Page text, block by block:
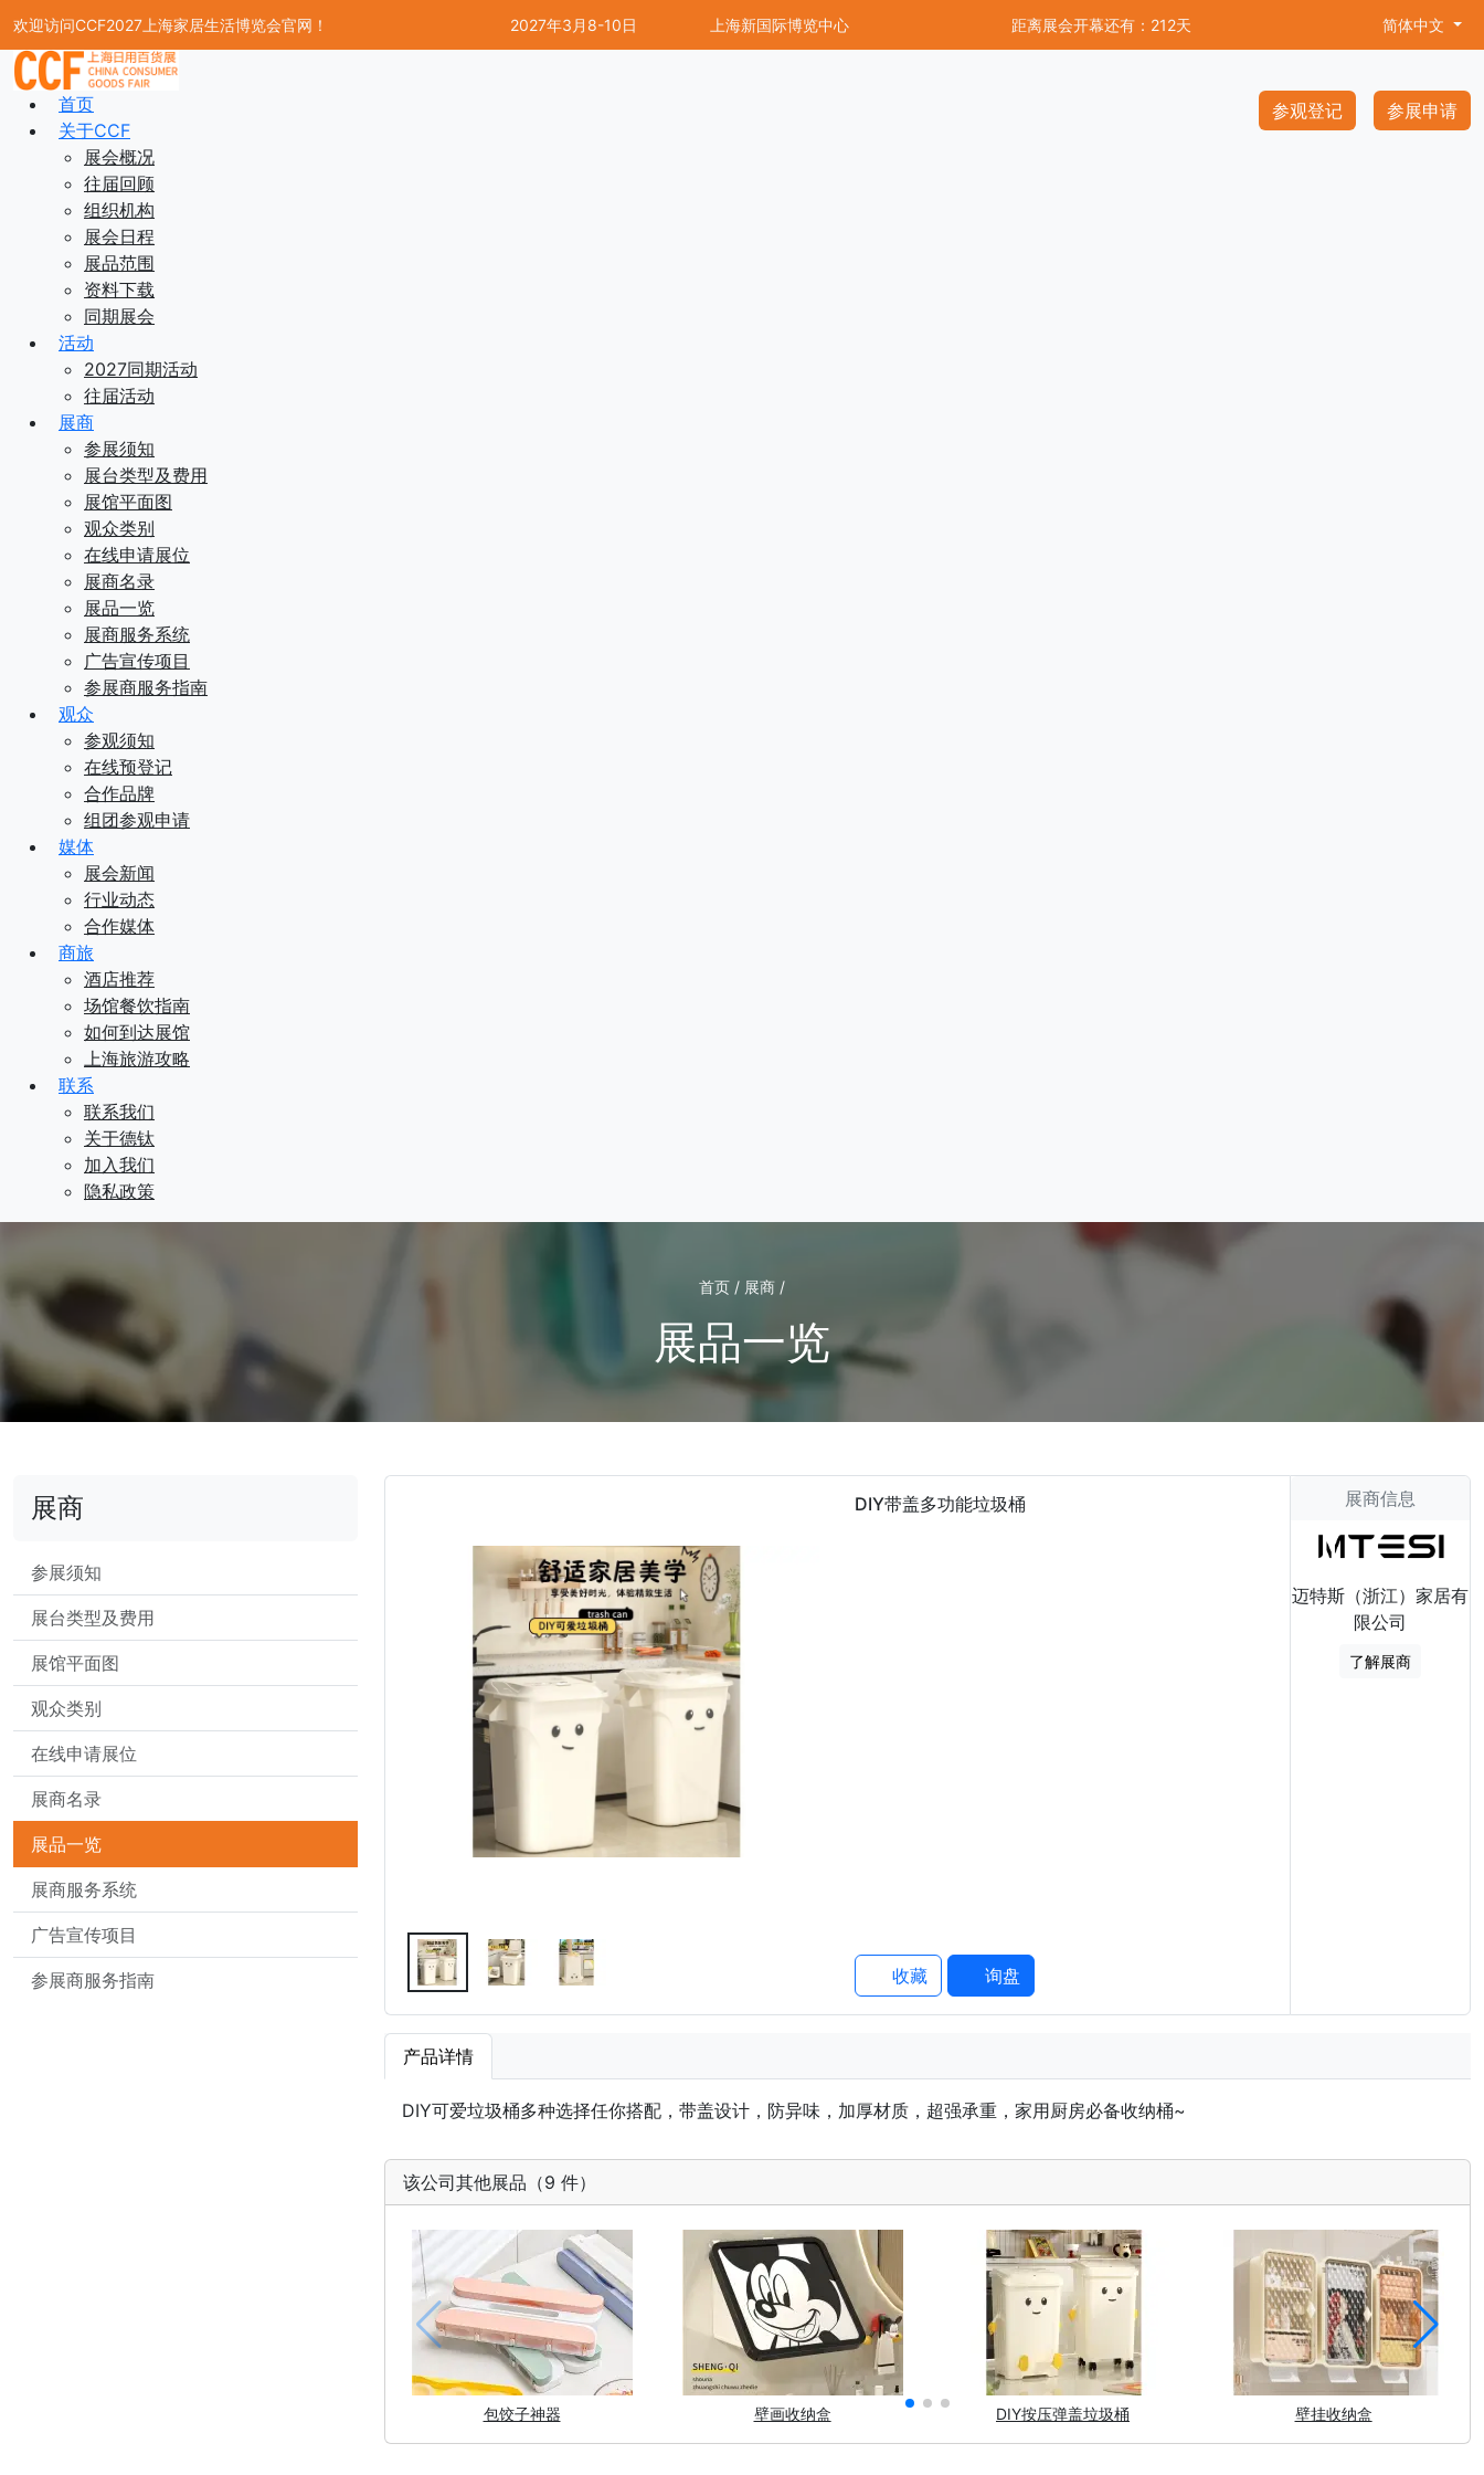
欢迎访问CCF2027上海家居生活博览会官网！ 2027年3月8-10日 上海新国际博览中心 距离展会开幕还有：212天 简体中文
参观登记 参展申请
首页
关于CCF
展会概况
往届回顾
组织机构
展会日程
展品范围
资料下载
同期展会
活动
2027同期活动
往届活动
展商
参展须知
展台类型及费用
展馆平面图
观众类别
在线申请展位
展商名录
展品一览
展商服务系统
广告宣传项目
参展商服务指南
观众
参观须知
在线预登记
合作品牌
组团参观申请
媒体
展会新闻
行业动态
合作媒体
商旅
酒店推荐
场馆餐饮指南
如何到达展馆
上海旅游攻略
联系
联系我们
关于德钛
加入我们
隐私政策
首页 / 展商 /
展品一览
展商
参展须知
展台类型及费用
展馆平面图
观众类别
在线申请展位
展商名录
展品一览
展商服务系统
广告宣传项目
参展商服务指南
DIY带盖多功能垃圾桶
收藏 询盘
展商信息
迈特斯（浙江）家居有
限公司
了解展商
产品详情
DIY可爱垃圾桶多种选择任你搭配，带盖设计，防异味，加厚材质，超强承重，家用厨房必备收纳桶~
该公司其他展品（9 件）
包饺子神器 壁画收纳盒 DIY按压弹盖垃圾桶 壁挂收纳盒